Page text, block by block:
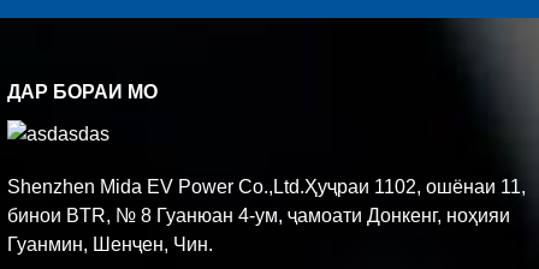
ДАР БОРАИ МО
Shenzhen Mida EV Power Co.,Ltd.Ҳуҷраи 1102, ошёнаи 11,
бинои BTR, № 8 Гуанюан 4-ум, ҷамоати Донкенг, ноҳияи
Гуанмин, Шенҷен, Чин.